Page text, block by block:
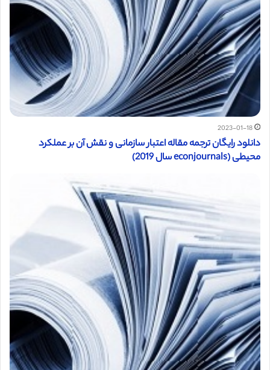
2023-01-18
دانلود رایگان ترجمه مقاله اعتبار سازمانی و نقش آن بر عملکرد
محیطی (econjournals سال 2019)